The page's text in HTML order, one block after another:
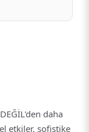
daha
etkiler, sofistike